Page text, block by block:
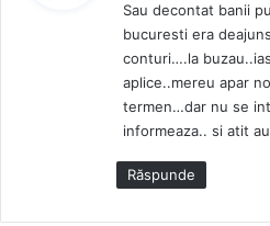
n
e
:
Sau decontat banii
bucuresti era
conturi….la
aplice..mereu apar
termen…dar nu se
informeaza.. si atit
Răspunde